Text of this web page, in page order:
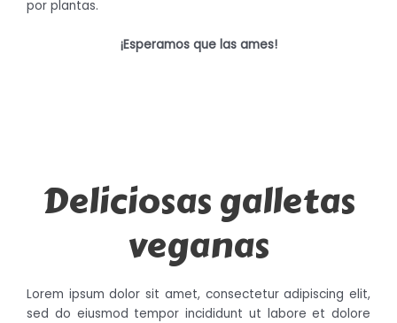
por plantas.
¡Esperamos que las ames!
Deliciosas galletas
veganas
Lorem ipsum dolor sit amet, consectetur adipiscing elit,
sed do eiusmod tempor incididunt ut labore et dolore